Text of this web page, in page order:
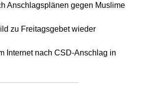
Anschlagsplänen gegen Muslime
zu Freitagsgebet wieder
Internet nach CSD-Anschlag in